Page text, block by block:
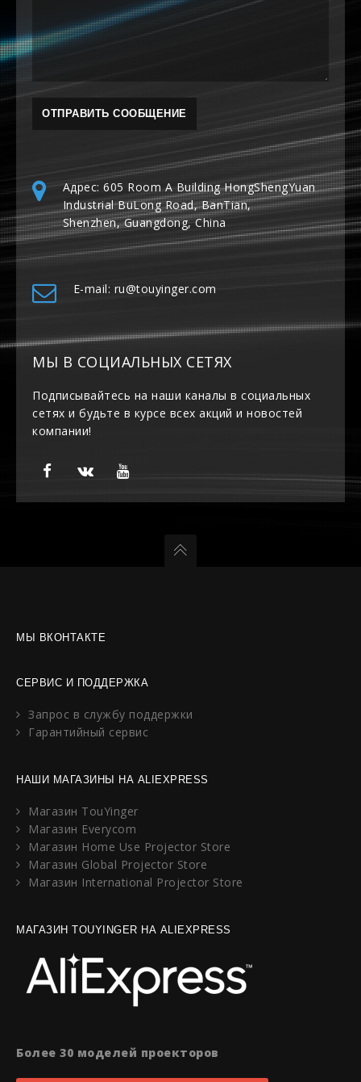
Адрес: 605 Room A Building HongShengYuan
Industrial BuLong Road, BanTian,
Shenzhen, Guangdong, China
E-mail: ru@touyinger.com
МЫ В СОЦИАЛЬНЫХ СЕТЯХ
Подписывайтесь на наши каналы в социальных
сетях и будьте в курсе всех акций и новостей
компании!
МЫ ВКОНТАКТЕ
СЕРВИС И ПОДДЕРЖКА
Запрос в службу поддержки
Гарантийный сервис
НАШИ МАГАЗИНЫ НА ALIEXPRESS
Магазин TouYinger
Магазин Everycom
Магазин Home Use Projector Store
Магазин Global Projector Store
Магазин International Projector Store
МАГАЗИН TOUYINGER НА ALIEXPRESS
Более 30 моделей проекторов